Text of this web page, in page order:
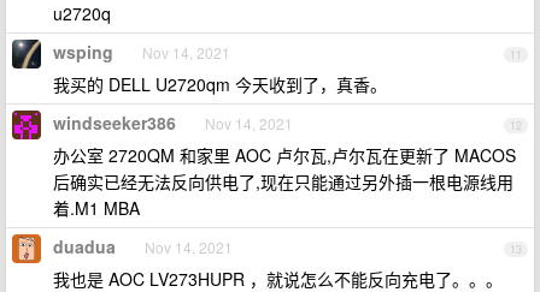
u2720q
11
wsping Nov 14, 2021
我买的 DELL U2720qm 今天收到了，真香。
12
windseeker386 Nov 14, 2021
办公室 2720QM 和家里 AOC 卢尔瓦,卢尔瓦在更新了 MACOS
后确实已经无法反向供电了,现在只能通过另外插一根电源线用
着.M1 MBA
13
duadua Nov 14, 2021
我也是 AOC LV273HUPR ，就说怎么不能反向充电了。。。